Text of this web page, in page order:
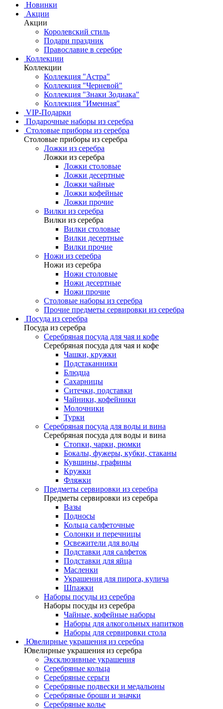
Новинки
Акции
Акции
Королевский стиль
Подари праздник
Православие в серебре
Коллекции
Коллекции
Коллекция "Астра"
Коллекция "Черневой"
Коллекция "Знаки Зодиака"
Коллекция "Именная"
VIP-Подарки
Подарочные наборы из серебра
Столовые приборы из серебра
Столовые приборы из серебра
Ложки из серебра
Ложки из серебра
Ложки столовые
Ложки десертные
Ложки чайные
Ложки кофейные
Ложки прочие
Вилки из серебра
Вилки из серебра
Вилки столовые
Вилки десертные
Вилки прочие
Ножи из серебра
Ножи из серебра
Ножи столовые
Ножи десертные
Ножи прочие
Столовые наборы из серебра
Прочие предметы сервировки из серебра
Посуда из серебра
Посуда из серебра
Серебряная посуда для чая и кофе
Серебряная посуда для чая и кофе
Чашки, кружки
Подстаканники
Блюдца
Сахарницы
Ситечки, подставки
Чайники, кофейники
Молочники
Турки
Серебряная посуда для воды и вина
Серебряная посуда для воды и вина
Стопки, чарки, рюмки
Бокалы, фужеры, кубки, стаканы
Кувшины, графины
Кружки
Фляжки
Предметы сервировки из серебра
Предметы сервировки из серебра
Вазы
Подносы
Кольца салфеточные
Солонки и перечницы
Освежители для воды
Подставки для салфеток
Подставки для яйца
Масленки
Украшения для пирога, кулича
Шпажки
Наборы посуды из серебра
Наборы посуды из серебра
Чайные, кофейные наборы
Наборы для алкогольных напитков
Наборы для сервировки стола
Ювелирные украшения из серебра
Ювелирные украшения из серебра
Эксклюзивные украшения
Серебряные кольца
Серебряные серьги
Серебряные подвески и медальоны
Серебряные броши и значки
Серебряные колье